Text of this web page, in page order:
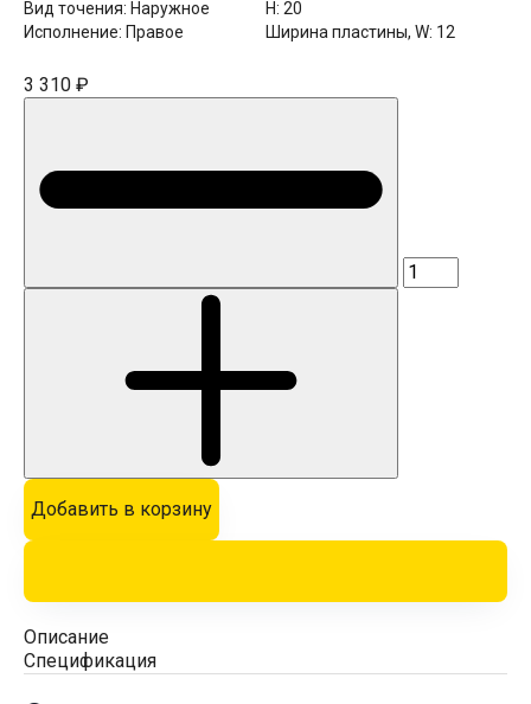
Вид точения: Наружное H: 20
Исполнение: Правое Ширина пластины, W: 12
3 310 ₽
Добавить в корзину
Описание
Спецификация